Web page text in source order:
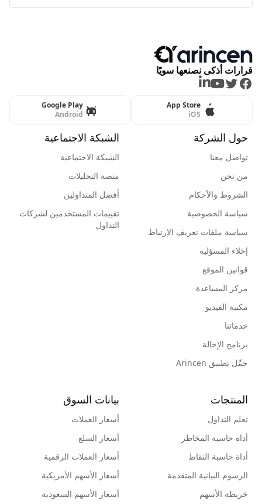
قرارات أذكى نصنعها سويًا
Facebook
Twitter
Youtube
LinkedIn
App Store
iOS
Google Play
Android
حول الشركة
تواصل معنا
من نحن
الشروط والأحكام
سياسة الخصوصية
سياسة ملفات تعريف الإرتباط
إخلاء المسؤلية
قوانين الموقع
مركز المساعدة
مكتبة الفيديو
خدماتنا
برنامج الإحالة
حمِّل تطبيق Arincen
الشبكة الاجتماعية
الشبكة الاجتماعية
منصة التحليلات
أفضل المتداولين
تقييمات المستخدمين لشركات
التداول
المنتجات
تعلم التداول
أداة حاسبة المخاطر
أداة حاسبة النقاط
الرسوم البيانية المتقدمة
خريطة الأسهم
بيانات السوق
أسعار العملات
أسعار السلع
أسعار العملات الرقمية
أسعار الأسهم الأمريكية
أسعار الأسهم السعودية